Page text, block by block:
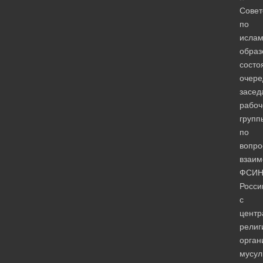
по
по
ФСИН
с